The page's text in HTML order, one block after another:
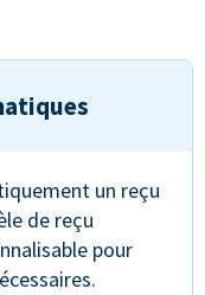
un reçu
de reçu
pour